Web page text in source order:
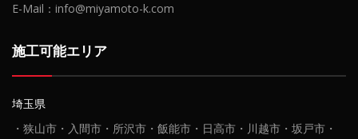
E-Mail：info@miyamoto-k.com
施工可能エリア
埼玉県
・狭山市・入間市・所沢市・飯能市・日高市・川越市・坂戸市・